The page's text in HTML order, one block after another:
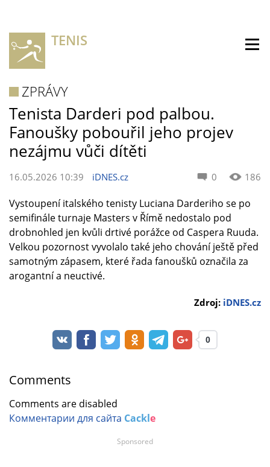
TENIS
ZPRÁVY
Tenista Darderi pod palbou.
Fanoušky pobouřil jeho projev
nezájmu vůči dítěti
0 186
16.05.2026 10:39 iDNES.cz
Vystoupení italského tenisty Luciana Darderiho se po
semifinále turnaje Masters v Římě nedostalo pod
drobnohled jen kvůli drtivé porážce od Caspera Ruuda.
Velkou pozornost vyvolalo také jeho chování ještě před
samotným zápasem, které řada fanoušků označila za
arogantní a neuctivé.
Zdroj: iDNES.cz
0
Comments
Comments are disabled
Комментарии для сайта Cackle
Sponsored